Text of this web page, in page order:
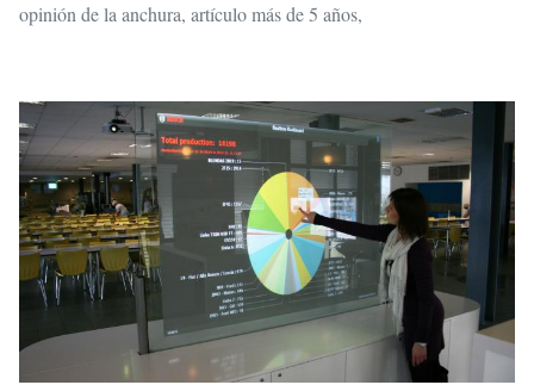
opinión de la anchura, artículo más de 5 años,